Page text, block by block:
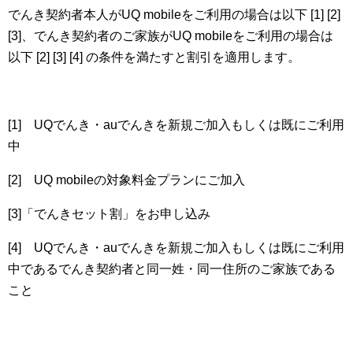
でんき契約者本人がUQ mobileをご利用の場合は以下 [1] [2]
[3]、でんき契約者のご家族がUQ mobileをご利用の場合は
以下 [2] [3] [4] の条件を満たすと割引を適用します。
[1] UQでんき・auでんきを新規ご加入もしくは既にご利用
中
[2] UQ mobileの対象料金プランにご加入
[3]「でんきセット割」をお申し込み
[4] UQでんき・auでんきを新規ご加入もしくは既にご利用
中であるでんき契約者と同一姓・同一住所のご家族である
こと